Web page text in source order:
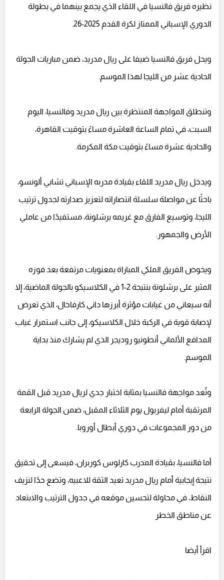
نظيره فريق فالنسيا في اللقاء الذي يجمع بينهما في بطولة
الدوري الإسباني الممتاز لكرة القدم 2025-26.
ويحل فريق فالنسيا ضيفا على ريال مدريد، ضمن مباريات الجولة
الحادية عشر من الليجا لهذا الموسم.
وتنطلق المواجهة المنتظرة بين ريال مدريد وفالنسيا، اليوم
السبت، في تمام الساعة العاشرة مساءً بتوقيت القاهرة،
والحادية عشرة مساءً بتوقيت مكة المكرمة.
ويدخل ريال مدريد اللقاء بقيادة مدربه الإسباني تشابي ألونسو،
باحثًا عن مواصلة سلسلة انتصاراته لتعزيز صدارته لجدول ترتيب
الليجا، وتوسيع الفارق مع غريمه برشلونة، مستفيدًا من عاملي
الأرض والجمهور.
ويخوض الفريق الملكي المباراة بمعنويات مرتفعة بعد فوزه
المثير على برشلونة بنتيجة 2-1 في الكلاسيكو بالجولة الماضية، إلا
أنه سيعاني من غيابات مؤثرة أبرزها داني كارفاخال، الذي تعرض
لإصابة قوية في الركبة خلال الكلاسيكو، إلى جانب استمرار غياب
المدافع الألماني أنطونيو روديجر الذي لم يشارك منذ بداية
الموسم.
وتُعد مواجهة فالنسيا بمثابة اختبار جدي لريال مدريد قبل القمة
المرتقبة أمام ليفربول يوم الثلاثاء المقبل، ضمن الجولة الرابعة
من دور المجموعات في دوري أبطال أوروبا.
أما فالنسيا، بقيادة المدرب كارلوس كوربران، فيسعى إلى تحقيق
نتيجة إيجابية أمام ريال مدريد تعيد الثقة للاعبيه، وتضع حدًا لنزيف
النقاط، في محاولة لتحسين موقعه في جدول الترتيب والابتعاد
عن مناطق الخطر
اقرأ أيضا